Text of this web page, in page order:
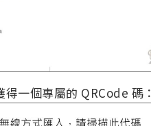
得一個專屬的 QRCode 碼：